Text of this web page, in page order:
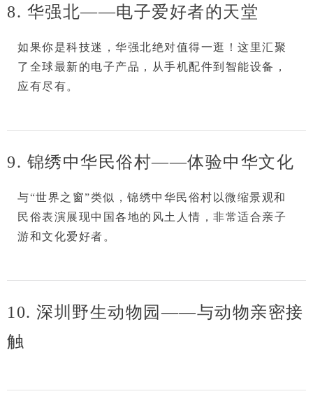
8. 华强北——电子爱好者的天堂
如果你是科技迷， 华强北绝对值得一逛！这里汇聚
了全球最新的电子产品，从手机配件到智能设备，
应有尽有。
9. 锦绣中华民俗村——体验中华文化
与“世界之窗”类似， 锦绣中华民俗村 以微缩景观和
民俗表演展现中国各地的风土人情，非常适合亲子
游和文化爱好者 。
10. 深圳野生动物园——与动物亲密接
触